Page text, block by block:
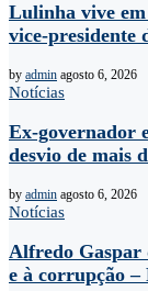
Lulinha vive em
vice-presidente
by admin agosto 6, 2026
Notícias
Ex-governador
desvio de mais
by admin agosto 6, 2026
Notícias
Alfredo Gaspar
e à corrupção –